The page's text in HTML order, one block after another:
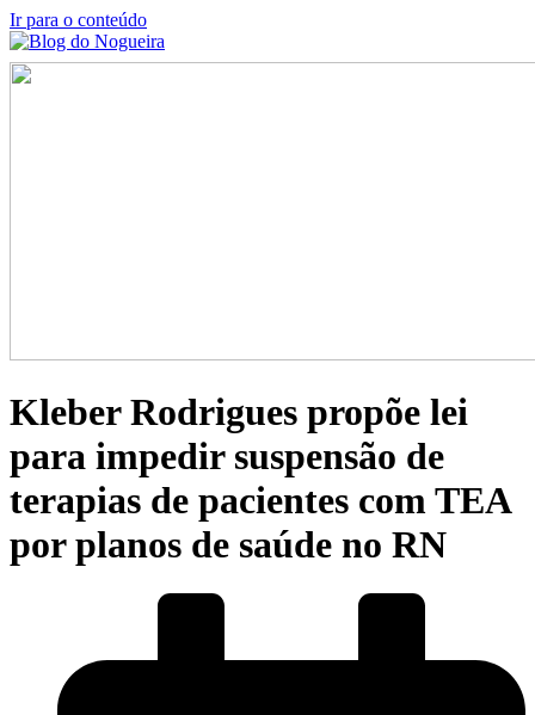
Ir para o conteúdo
Kleber Rodrigues propõe lei
para impedir suspensão de
terapias de pacientes com TEA
por planos de saúde no RN